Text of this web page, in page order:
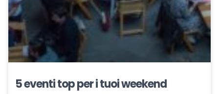
5 eventi top per i tuoi weekend